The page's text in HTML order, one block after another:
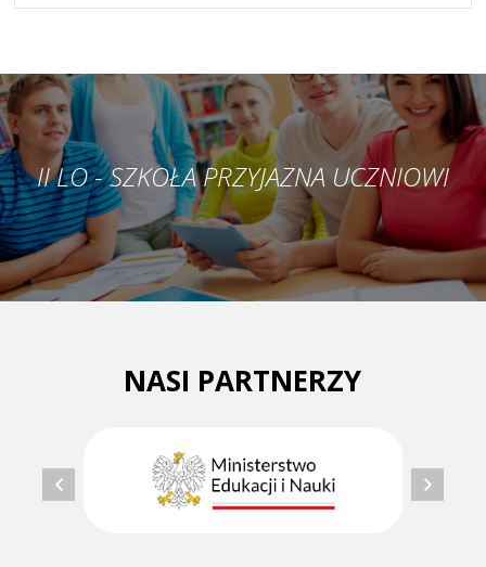
II LO - SZKOŁA PRZYJAZNA UCZNIOWI
NASI PARTNERZY